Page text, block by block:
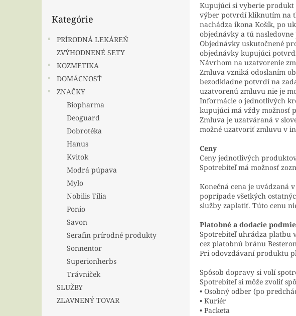
kategórie
Kategórie
PRÍRODNÁ LEKÁREŇ
ZVÝHODNENÉ SETY
KOZMETIKA
DOMÁCNOSŤ
ZNAČKY
Biopharma
Deoguard
Dobrotéka
Hanus
Kvitok
Modrá púpava
Mylo
Nobilis Tilia
Ponio
Savon
Serafin prírodné produkty
Sonnentor
Superionherbs
Trávniček
SLUŽBY
ZĽAVNENÝ TOVAR
Kupujúci si vyberie produkt
výber potvrdí kliknutím na
nachádza ikona Košík, po
objednávky a tú
Objednávky uskutočnené
objednávky kupujúci
Návrhom na uzatvorenie
Zmluva vzniká odoslaním
bezodkladne potvrdí na
uzatvorenú zmluvu nie je
Informácie o jednotlivých
kupujúci má vždy možnosť
Zmluva je uzatváraná v
možné uzatvoriť zmluvu v
Ceny
Ceny jednotlivých
Spotrebiteľ má možnosť
Konečná cena je uvádzaná
poprípade všetkých
služby zaplatiť. Túto cenu
Platobné a dodacie
Spotrebiteľ uhrádza platbu
cez platobnú bránu
Pri odovzdávaní produktu
Spôsob dopravy si volí
Spotrebiteľ si môže zvoliť
• Osobný odber (po
• Kuriér
• Packeta